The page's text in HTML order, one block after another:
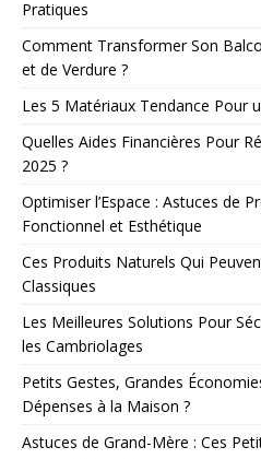
Pratiques
Comment Transformer Son
et de Verdure ?
Les 5 Matériaux Tendance Pour
Quelles Aides Financières Pour
2025 ?
Optimiser l’Espace : Astuces de
Fonctionnel et Esthétique
Ces Produits Naturels Qui
Classiques
Les Meilleures Solutions Pour
les Cambriolages
Petits Gestes, Grandes
Dépenses à la Maison ?
Astuces de Grand-Mère : Ces